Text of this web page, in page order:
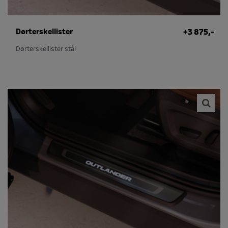
+3 875,-
Dørterskellister
Dørterskellister stål